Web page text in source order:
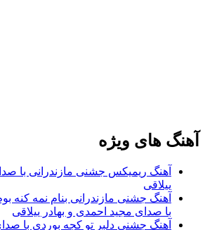
آهنگ های ویژه
آهنگ ریمیکس جشنی مازندرانی با
ییلاقی
آهنگ جشنی مازندرانی بنام نمه کنه
با صدای مجید احمدی و بهادر ییلاقی
آهنگ جشنی دلبر تو کجه بوردی با